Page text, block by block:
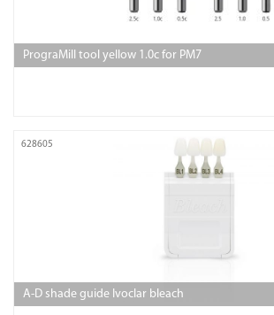
PrograMill tool yellow 1.0c for PM7
628605
A-D shade guide Ivoclar bleach